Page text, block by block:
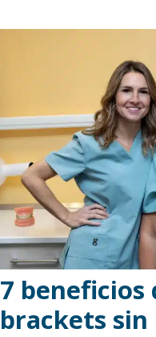
7 beneficios
brackets